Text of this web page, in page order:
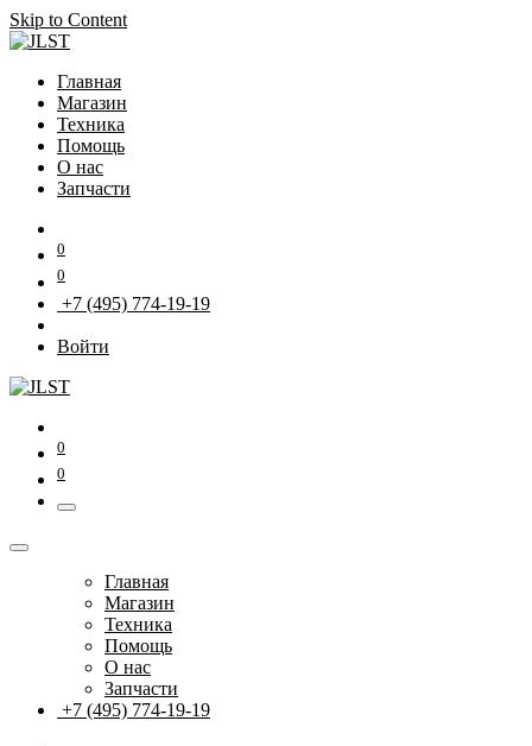
Skip to Content
Главная
Магазин
Техника
Помощь
О нас
Запчасти
0
0
+7 (495) 774-19-19
Войти
0
0
Главная
Магазин
Техника
Помощь
О нас
Запчасти
+7 (495) 774-19-19